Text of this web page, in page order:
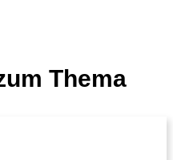
Thema